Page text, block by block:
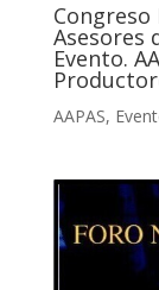
Asesores
Evento.
AAPAS,